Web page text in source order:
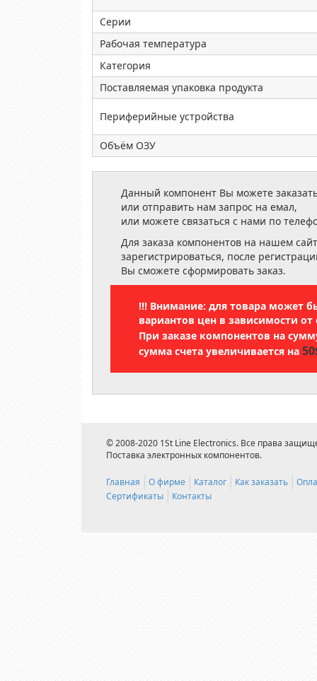
Серии
Рабочая температура
Категория
Поставляемая упаковка продукта
Периферийные устройства
Объём ОЗУ
Данный компонент Вы можете
или отправить нам запрос на емал,
или можете связаться с нами по
Для заказа компонентов на нашем
зарегистрироваться, после
Вы сможете сформировать заказ.
!!! Внимание: для товара может
вариантов цен в зависимости от
При заказе компонентов на
сумма счета увеличивается на
© 2008-2020 1St Line Electronics. Все права
Поставка электронных компонентов.
Главная О фирме Каталог Как заказать
Сертификаты
Контакты